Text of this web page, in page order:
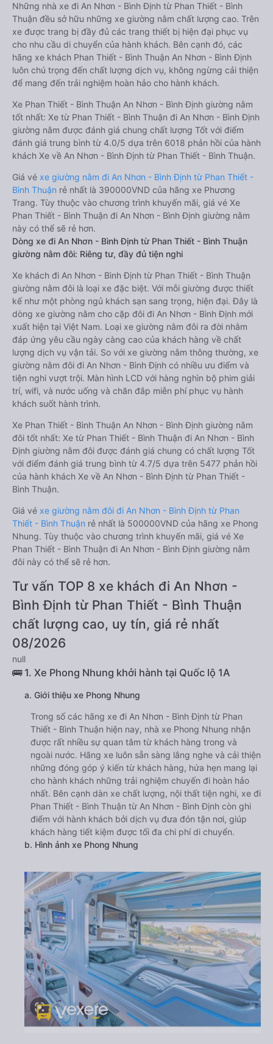
Những nhà xe đi An Nhơn - Bình Định từ Phan Thiết - Bình
Thuận đều sở hữu những xe giường nằm chất lượng cao. Trên
xe được trang bị đầy đủ các trang thiết bị hiện đại phục vụ
cho nhu cầu di chuyển của hành khách. Bên cạnh đó, các
hãng xe khách Phan Thiết - Bình Thuận An Nhơn - Bình Định
luôn chú trọng đến chất lượng dịch vụ, không ngừng cải thiện
để mang đến trải nghiệm hoàn hảo cho hành khách.
Xe Phan Thiết - Bình Thuận An Nhơn - Bình Định giường nằm
tốt nhất: Xe từ Phan Thiết - Bình Thuận đi An Nhơn - Bình Định
giường nằm được đánh giá chung chất lượng Tốt với điểm
đánh giá trung bình từ 4.0/5 dựa trên 6018 phản hồi của hành
khách Xe về An Nhơn - Bình Định từ Phan Thiết - Bình Thuận.
Giá vé xe giường nằm đi An Nhơn - Bình Định từ Phan Thiết -
Bình Thuận rẻ nhất là 390000VND của hãng xe Phương
Trang. Tùy thuộc vào chương trình khuyến mãi, giá vé Xe
Phan Thiết - Bình Thuận đi An Nhơn - Bình Định giường nằm
này có thể sẽ rẻ hơn.
Dòng xe đi An Nhơn - Bình Định từ Phan Thiết - Bình Thuận
giường nằm đôi: Riêng tư, đầy đủ tiện nghi
Xe khách đi An Nhơn - Bình Định từ Phan Thiết - Bình Thuận
giường nằm đôi là loại xe đặc biệt. Với mỗi giường được thiết
kế như một phòng ngủ khách sạn sang trọng, hiện đại. Đây là
dòng xe giường nằm cho cặp đôi đi An Nhơn - Bình Định mới
xuất hiện tại Việt Nam. Loại xe giường nằm đôi ra đời nhằm
đáp ứng yêu cầu ngày càng cao của khách hàng về chất
lượng dịch vụ vận tải. So với xe giường nằm thông thường, xe
giường nằm đôi đi An Nhơn - Bình Định có nhiều ưu điểm và
tiện nghi vượt trội. Màn hình LCD với hàng nghìn bộ phim giải
trí, wifi, và nước uống và chăn đắp miễn phí phục vụ hành
khách suốt hành trình.
Xe Phan Thiết - Bình Thuận An Nhơn - Bình Định giường nằm
đôi tốt nhất: Xe từ Phan Thiết - Bình Thuận đi An Nhơn - Bình
Định giường nằm đôi được đánh giá chung có chất lượng Tốt
với điểm đánh giá trung bình từ 4.7/5 dựa trên 5477 phản hồi
của hành khách Xe về An Nhơn - Bình Định từ Phan Thiết -
Bình Thuận.
Giá vé xe giường nằm đôi đi An Nhơn - Bình Định từ Phan
Thiết - Bình Thuận rẻ nhất là 500000VND của hãng xe Phong
Nhung. Tùy thuộc vào chương trình khuyến mãi, giá vé Xe
Phan Thiết - Bình Thuận đi An Nhơn - Bình Định giường nằm
đôi này có thể sẽ rẻ hơn.
Tư vấn TOP 8 xe khách đi An Nhơn -
Bình Định từ Phan Thiết - Bình Thuận
chất lượng cao, uy tín, giá rẻ nhất
08/2026
null
🚌 1. Xe Phong Nhung khởi hành tại Quốc lộ 1A
a. Giới thiệu xe Phong Nhung
Trong số các hãng xe đi An Nhơn - Bình Định từ Phan
Thiết - Bình Thuận hiện nay, nhà xe Phong Nhung nhận
được rất nhiều sự quan tâm từ khách hàng trong và
ngoài nước. Hãng xe luôn sẵn sàng lắng nghe và cải thiện
những đóng góp ý kiến từ khách hàng, hứa hẹn mang lại
cho hành khách những trải nghiệm chuyến đi hoàn hảo
nhất. Bên cạnh dàn xe chất lượng, nội thất tiện nghi, xe đi
Phan Thiết - Bình Thuận từ An Nhơn - Bình Định còn ghi
điểm với hành khách bởi dịch vụ đưa đón tận nơi, giúp
khách hàng tiết kiệm được tối đa chi phí di chuyển.
b. Hình ảnh xe Phong Nhung